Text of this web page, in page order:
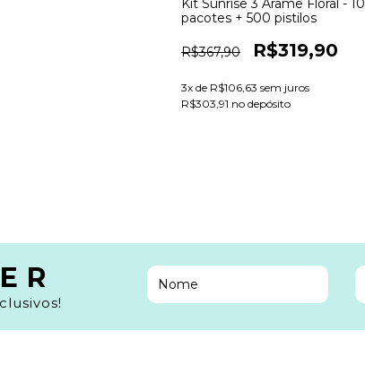
Kit Sunrise 3 Arame Floral - 10
pacotes + 500 pistilos
R$367,90 R$319,90
3x de R$106,63 sem juros
R$303,91 no depósito